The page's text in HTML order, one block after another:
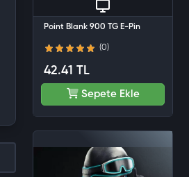
Point Blank 900 TG E-Pin
(0)
42.41 TL
Sepete Ekle